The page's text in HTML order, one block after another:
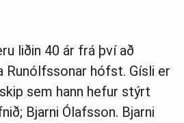
liðin 40 ár frá því að
Runólfssonar hófst. Gísli er
sem hann hefur stýrt
Bjarni Ólafsson. Bjarni